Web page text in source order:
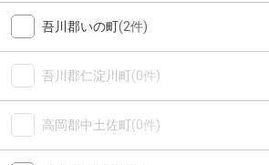
吾川郡いの町(2件)
吾川郡仁淀川町(0件)
高岡郡中土佐町(0件)